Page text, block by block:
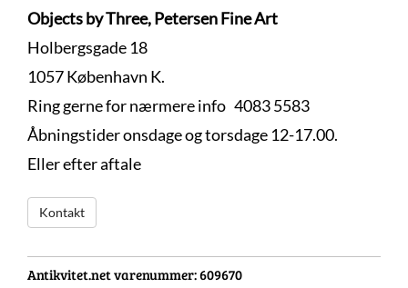
Objects by Three, Petersen Fine Art
Holbergsgade 18
1057 København K.
Ring gerne for nærmere info 4083 5583
Åbningstider onsdage og torsdage 12-17.00.
Eller efter aftale
Kontakt
Antikvitet.net varenummer:609670